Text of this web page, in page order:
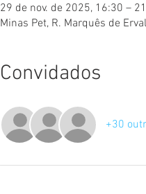
29 de nov. de 2025, 16:30 –
Minas Pet, R. Marquês de
Convidados
+30